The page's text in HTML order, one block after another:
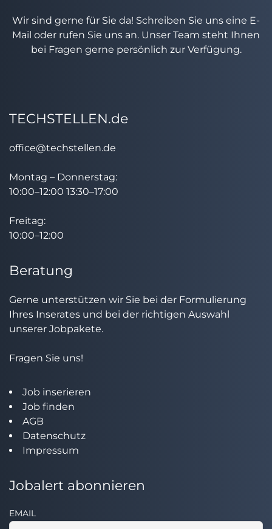
Wir sind gerne für Sie da! Schreiben Sie uns eine E-
Mail oder rufen Sie uns an. Unser Team steht Ihnen
bei Fragen gerne persönlich zur Verfügung.
TECHSTELLEN.de
office@techstellen.de
Montag – Donnerstag:
10:00–12:00 13:30–17:00
Freitag:
10:00–12:00
Beratung
Gerne unterstützen wir Sie bei der Formulierung
Ihres Inserates und bei der richtigen Auswahl
unserer Jobpakete.
Fragen Sie uns!
Job inserieren
Job finden
AGB
Datenschutz
Impressum
Jobalert abonnieren
EMAIL